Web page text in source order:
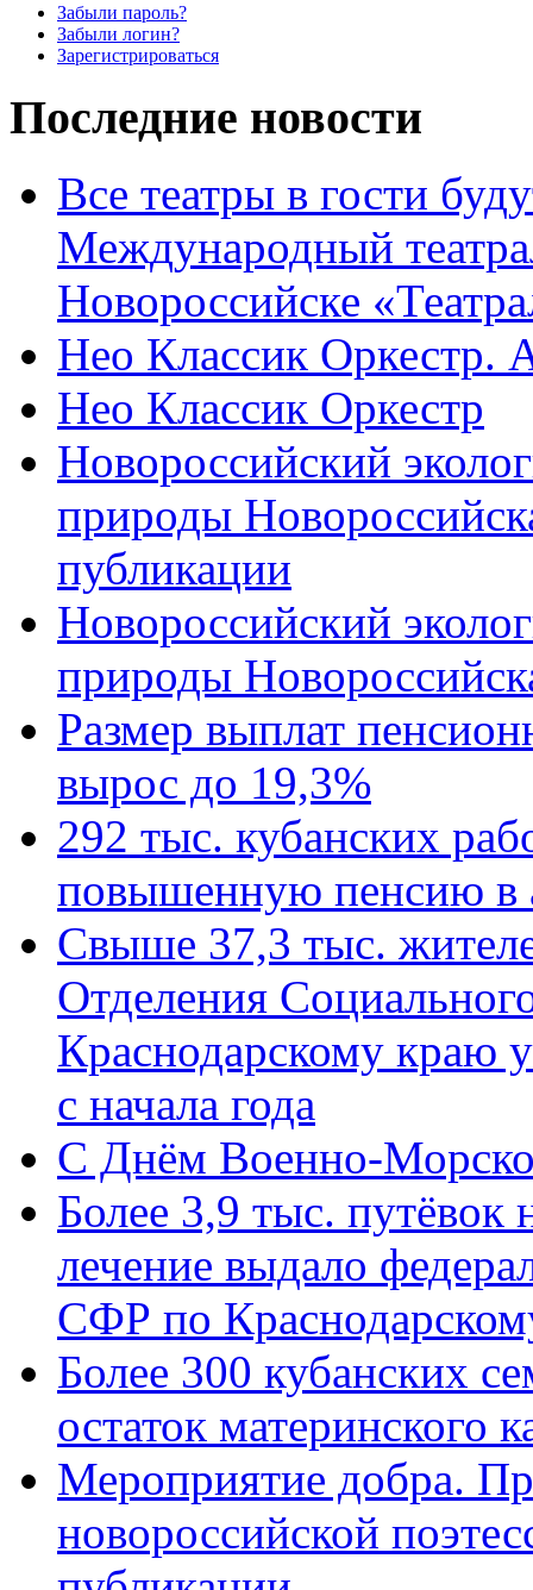
Забыли пароль?
Забыли логин?
Зарегистрироваться
Последние новости
Все театры в гости
Международный
Новороссийске
Нео Классик Оркестр.
Нео Классик Оркестр
Новороссийский
природы
публикации
Новороссийский
природы
Размер выплат
вырос до 19,3%
292 тыс. кубанских
повышенную пенсию в
Свыше 37,3 тыс.
Отделения
Краснодарскому краю
с начала года
C Днём Военно-
Более 3,9 тыс. путёвок
лечение выдало
СФР по
Более 300 кубанских
остаток материнского
Мероприятие добра.
новороссийской